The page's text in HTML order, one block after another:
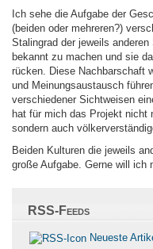
Ich sehe die Aufgabe der
(beiden oder mehreren?)
Stalingrad der jeweils
bekannt zu machen und sie
rücken. Diese Nachbarschaft
und Meinungsaustausch
verschiedener Sichtweisen
hat für mich das Projekt nicht
sondern auch
Beiden Kulturen die jeweils
große Aufgabe. Gerne will ich
RSS-Feeds
Neueste